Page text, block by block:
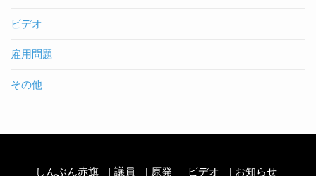
ビデオ
雇用問題
その他
しんぶん赤旗 議員 原発 ビデオ お知らせ